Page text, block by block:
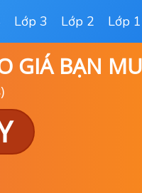
Lớp 3 Lớp 2 Lớp 1
GIÁ BẠN